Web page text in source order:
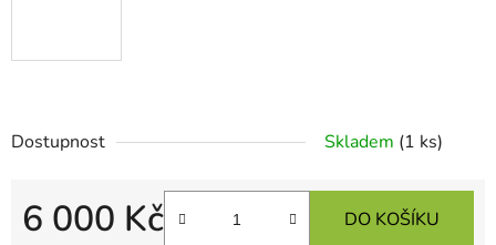
Dostupnost Skladem (1 ks)
6 000 Kč DO KOŠÍKU